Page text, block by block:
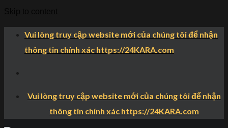
Vui lòng truy cập website mới của chúng tôi để nhận
thông tin chính xác https://24KARA.com
Vui lòng truy cập website mới của chúng tôi để nhận
thông tin chính xác https://24KARA.com